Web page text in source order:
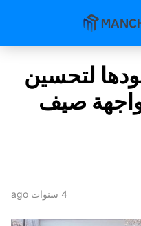
لتحسين
صيف
4 سنوات ago